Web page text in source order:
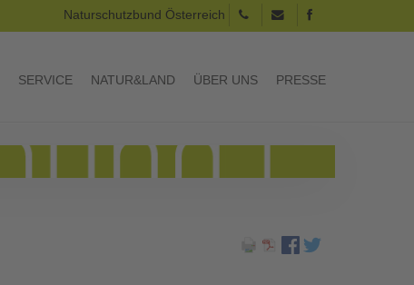
Naturschutzbund Österreich
SERVICE NATUR&LAND ÜBER UNS PRESSE